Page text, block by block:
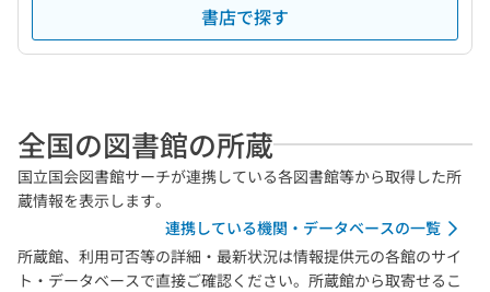
書店で探す
全国の図書館の所蔵
国立国会図書館サーチが連携している各図書館等から取得した所
蔵情報を表示します。
連携している機関・データベースの一覧
所蔵館、利用可否等の詳細・最新状況は情報提供元の各館のサイ
ト・データベースで直接ご確認ください。所蔵館から取寄せるこ